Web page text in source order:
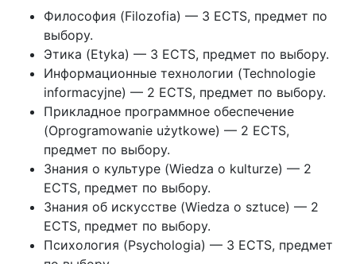
Философия (Filozofia) — 3 ECTS, предмет по
выбору.
Этика (Etyka) — 3 ECTS, предмет по выбору.
Информационные технологии (Technologie
informacyjne) — 2 ECTS, предмет по выбору.
Прикладное программное обеспечение
(Oprogramowanie użytkowe) — 2 ECTS,
предмет по выбору.
Знания о культуре (Wiedza o kulturze) — 2
ECTS, предмет по выбору.
Знания об искусстве (Wiedza o sztuce) — 2
ECTS, предмет по выбору.
Психология (Psychologia) — 3 ECTS, предмет